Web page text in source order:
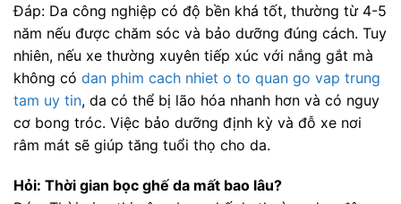
Đáp: Da công nghiệp có độ bền khá tốt, thường từ 4-5
năm nếu được chăm sóc và bảo dưỡng đúng cách. Tuy
nhiên, nếu xe thường xuyên tiếp xúc với nắng gắt mà
không có dan phim cach nhiet o to quan go vap trung
tam uy tin, da có thể bị lão hóa nhanh hơn và có nguy
cơ bong tróc. Việc bảo dưỡng định kỳ và đỗ xe nơi
râm mát sẽ giúp tăng tuổi thọ cho da.
Hỏi: Thời gian bọc ghế da mất bao lâu?